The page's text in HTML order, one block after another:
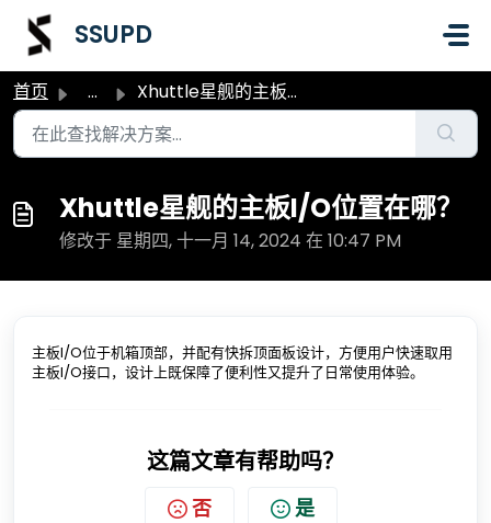
跳过至主要内容
SSUPD
首页 ... Xhuttle星舰的主板I/O位置在哪？
Xhuttle星舰的主板I/O位置在哪？
修改于 星期四, 十一月 14, 2024 在 10:47 PM
主板I/O位于机箱顶部，并配有快拆顶面板设计，方便用户快速取用
主板I/O接口，设计上既保障了便利性又提升了日常使用体验。
这篇文章有帮助吗？
否 是